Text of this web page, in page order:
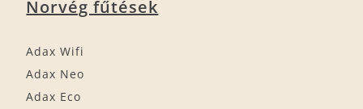
Norvég fűtések
Adax Wifi
Adax Neo
Adax Eco